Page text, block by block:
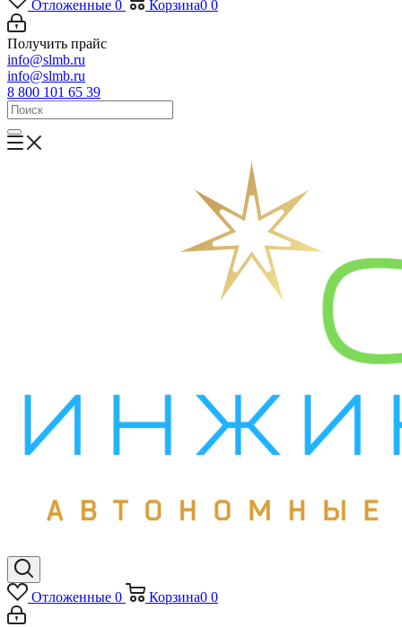
Отложенные 0 Корзина0 0
Получить прайс
info@slmb.ru
info@slmb.ru
8 800 101 65 39
Отложенные 0 Корзина0 0